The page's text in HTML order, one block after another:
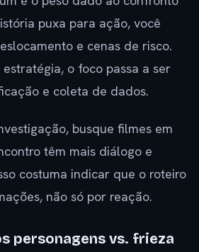
puxa para ação, você
e cenas de risco.
o foco passa a ser
e coleta de dados.
busque filmes em
têm mais diálogo e
costuma indicar que o roteiro
não só por reação.
personagens vs. frieza